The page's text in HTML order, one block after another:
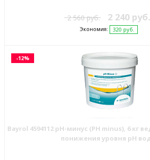
2 560 руб. 2 240 руб.
Экономия: 320 руб.
-12%
Bayrol 4594112 pH-минус (PH minus), 6 кг
понижения уровня рН